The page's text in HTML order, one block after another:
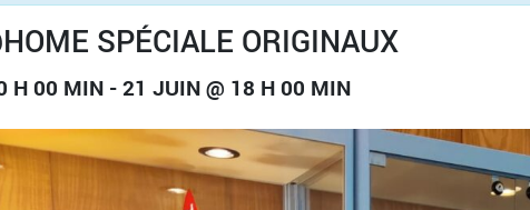
SPÉCIALE ORIGINAUX
H 00 MIN -21 JUIN @ 18 H 00 MIN